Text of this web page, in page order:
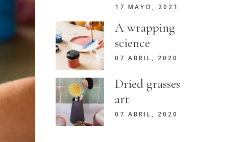
17 MAYO, 2021
A wrapping
science
07 ABRIL, 2020
Dried grasses
art
07 ABRIL, 2020